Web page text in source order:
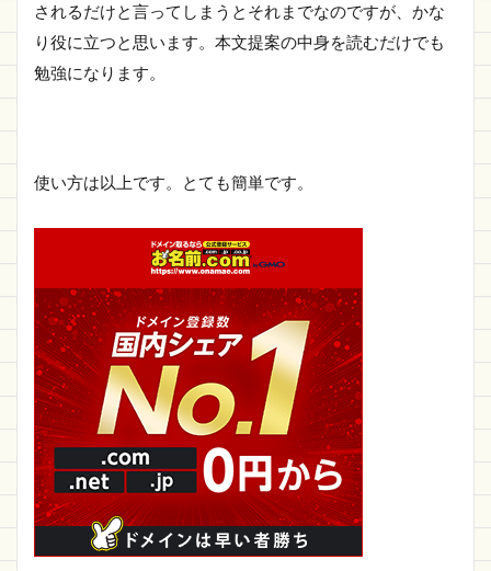
されるだけと言ってしまうとそれまでなのですが、かな
り役に立つと思います。本文提案の中身を読むだけでも
勉強になります。
使い方は以上です。とても簡単です。